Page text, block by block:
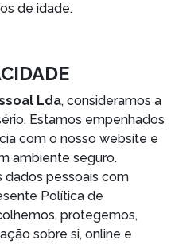
de idade.
Lda, consideramos a
Estamos empenhados
com o nosso website e
ambiente seguro.
dados pessoais com
Política de
protegemos,
sobre si, online e